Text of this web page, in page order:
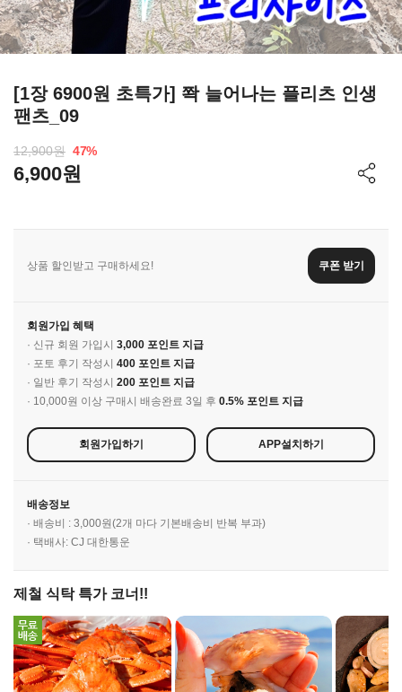
[1장 6900원 초특가] 쫙 늘어나는 플리츠 인생
팬츠_09
12,900원 47%
6,900원
상품 할인받고 구매하세요! 쿠폰 받기
회원가입 혜택
· 신규 회원 가입시 3,000 포인트 지급
· 포토 후기 작성시 400 포인트 지급
· 일반 후기 작성시 200 포인트 지급
· 10,000원 이상 구매시 배송완료 3일 후 0.5% 포인트 지급
회원가입하기 APP설치하기
배송정보
· 배송비 : 3,000원(2개 마다 기본배송비 반복 부과)
· 택배사: CJ 대한통운
제철 식탁 특가 코너!!